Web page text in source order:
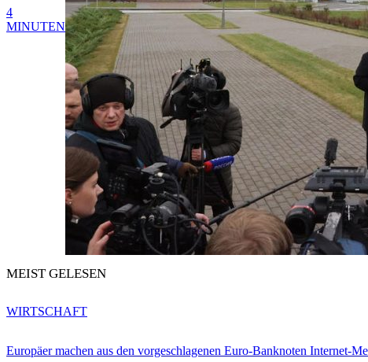
4
MINUTEN
MEIST GELESEN
Europäer machen aus den vorgeschlagenen Euro-Banknoten Internet-
WIRTSCHAFT